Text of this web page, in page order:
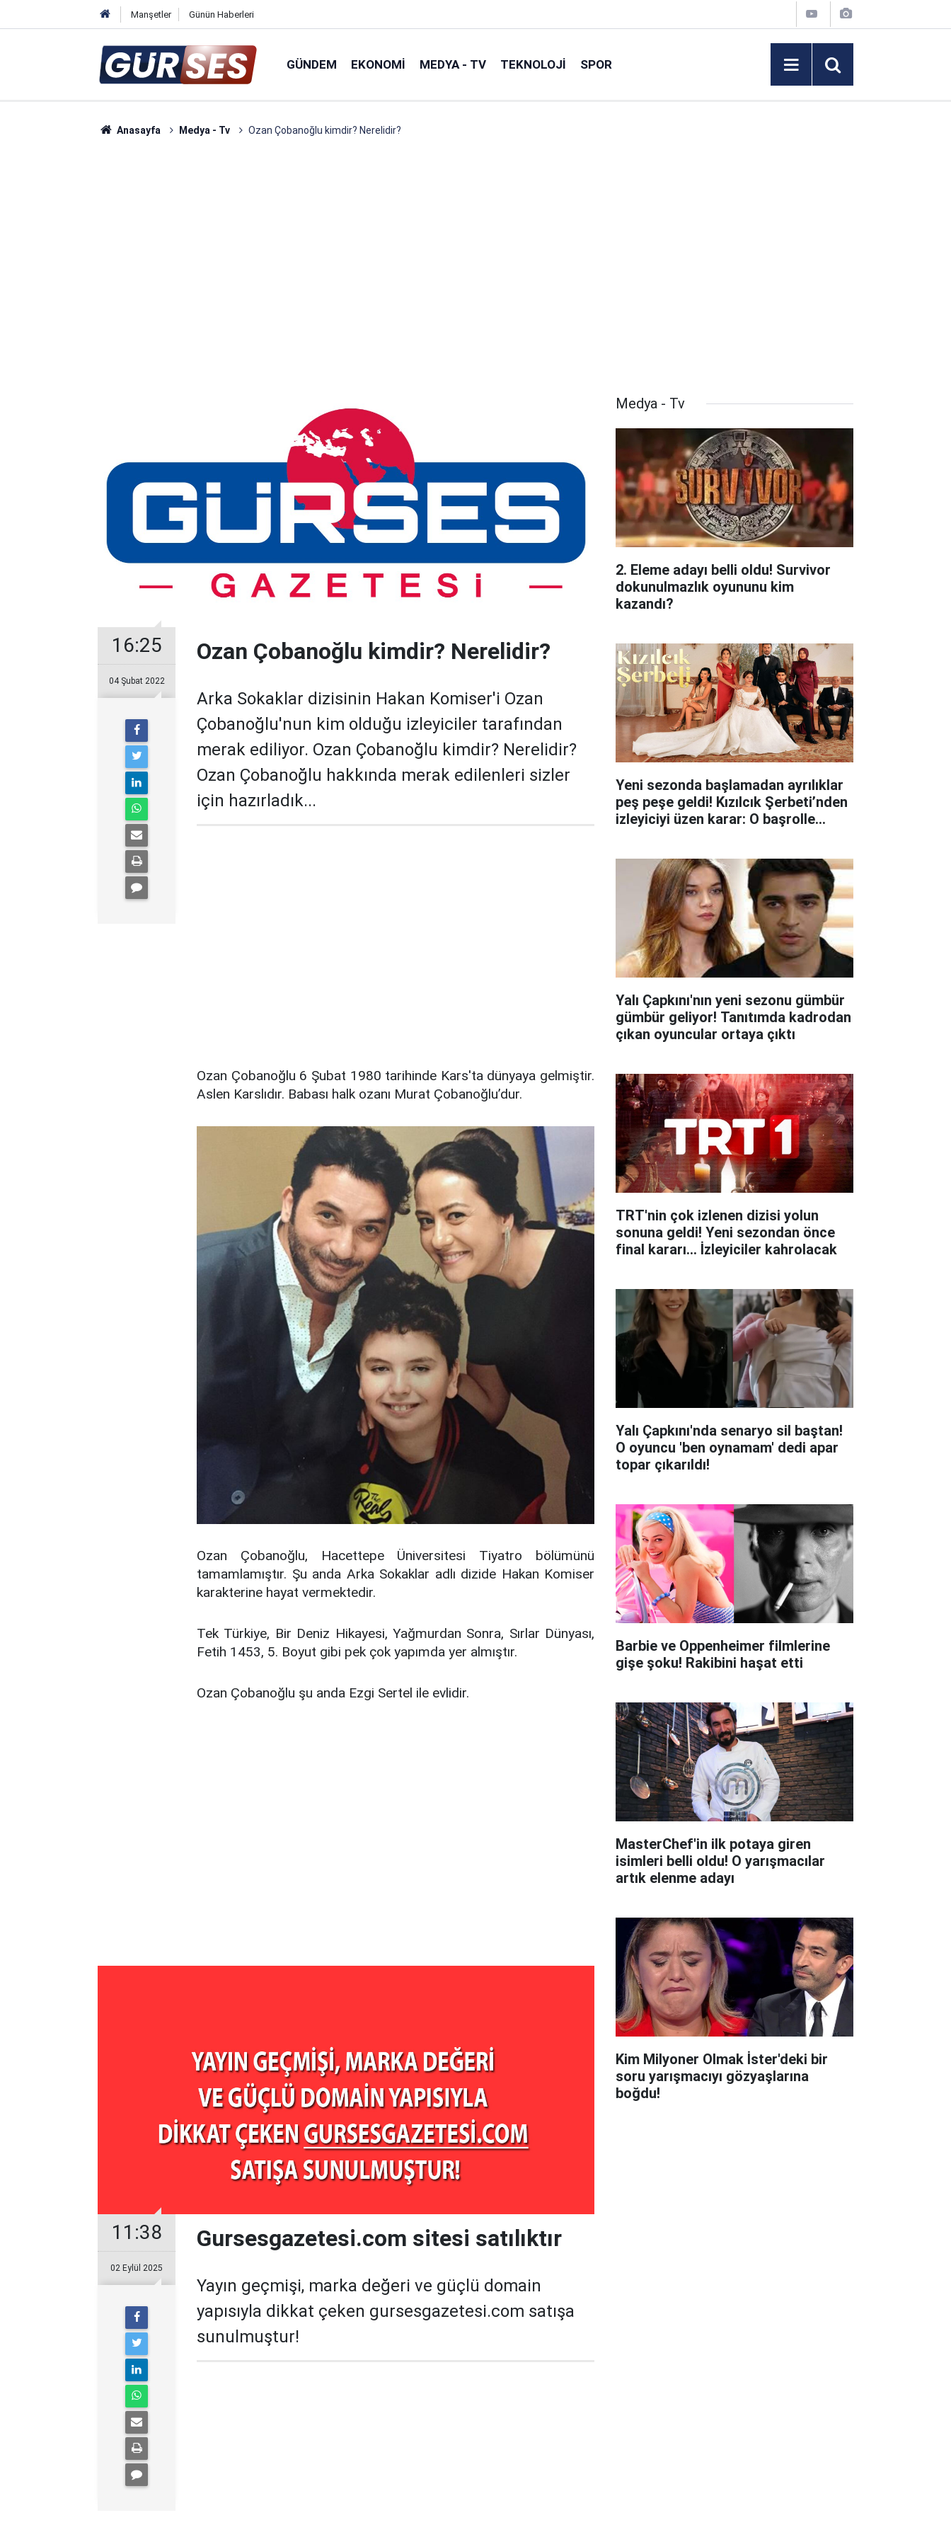
Manşetler Günün Haberleri
GÜNDEM EKONOMI MEDYA - TV TEKNOLOJI SPOR
Anasayfa Medya - Tv Ozan Çobanoğlu kimdir? Nerelidir?
16:25
04 Şubat 2022
Ozan Çobanoğlu kimdir? Nerelidir?
Arka Sokaklar dizisinin Hakan Komiser'i Ozan
Çobanoğlu'nun kim olduğu izleyiciler tarafından
merak ediliyor. Ozan Çobanoğlu kimdir? Nerelidir?
Ozan Çobanoğlu hakkında merak edilenleri sizler
için hazırladık...
Ozan Çobanoğlu 6 Şubat 1980 tarihinde Kars'ta dünyaya gelmiştir.
Aslen Karslıdır. Babası halk ozanı Murat Çobanoğlu’dur.
Ozan Çobanoğlu, Hacettepe Üniversitesi Tiyatro bölümünü
tamamlamıştır. Şu anda Arka Sokaklar adlı dizide Hakan Komiser
karakterine hayat vermektedir.
Tek Türkiye, Bir Deniz Hikayesi, Yağmurdan Sonra, Sırlar Dünyası,
Fetih 1453, 5. Boyut gibi pek çok yapımda yer almıştır.
Ozan Çobanoğlu şu anda Ezgi Sertel ile evlidir.
11:38
02 Eylül 2025
Gursesgazetesi.com sitesi satılıktır
Yayın geçmişi, marka değeri ve güçlü domain
yapısıyla dikkat çeken gursesgazetesi.com satışa
sunulmuştur!
Medya - Tv
2. Eleme adayı belli oldu! Survivor
dokunulmazlık oyununu kim
kazandı?
Yeni sezonda başlamadan ayrılıklar
peş peşe geldi! Kızılcık Şerbeti’nden
izleyiciyi üzen karar: O başrolle
Yalı Çapkını'nın yeni sezonu gümbür
gümbür geliyor! Tanıtımda kadrodan
çıkan oyuncular ortaya çıktı
TRT'nin çok izlenen dizisi yolun
sonuna geldi! Yeni sezondan önce
final kararı... İzleyiciler kahrolacak
Yalı Çapkını'nda senaryo sil baştan!
O oyuncu 'ben oynamam' dedi apar
topar çıkarıldı!
Barbie ve Oppenheimer filmlerine
gişe şoku! Rakibini haşat etti
MasterChef'in ilk potaya giren
isimleri belli oldu! O yarışmacılar
artık elenme adayı
Kim Milyoner Olmak İster'deki bir
soru yarışmacıyı gözyaşlarına
boğdu!